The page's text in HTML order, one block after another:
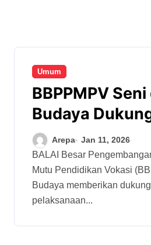
Umum
BBPPMPV
Budaya
Seni Budaya
Arepa Jan 11, 2026
BALAI Besar Pengembangan Penjaminan
Mutu Pendidikan Vokasi
Budaya memberikan
pelaksanaan...